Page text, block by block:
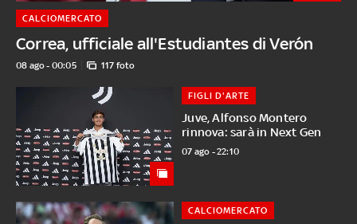
Correa, ufficiale all'Estudiantes di Verón
CALCIOMERCATO
08 ago - 00:05 117 foto
Juve, Alfonso Montero
rinnova: sarà in Next Gen
FIGLI D'ARTE
07 ago - 22:10
CALCIOMERCATO